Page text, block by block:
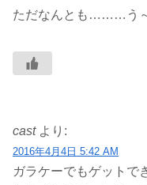
ただなんとも………
cast より:
2016年4月4日 5:42 AM
ガラケーでもゲットで